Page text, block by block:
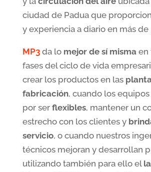
ciudad de Padua que
y experiencia a diario en más de
MP3da lo mejor de sí mismaen
fases del ciclo de vida
crear los productos en las
fabricación, cuando los
por ser flexibles, mantener un
estrecho con los clientes y
servicio, o cuando nuestros
técnicos mejoran y desarrollan
utilizando también para ello el